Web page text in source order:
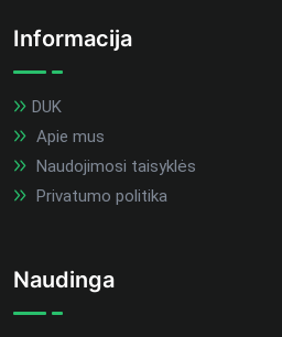
Informacija
DUK
Apie mus
Naudojimosi taisyklės
Privatumo politika
Naudinga